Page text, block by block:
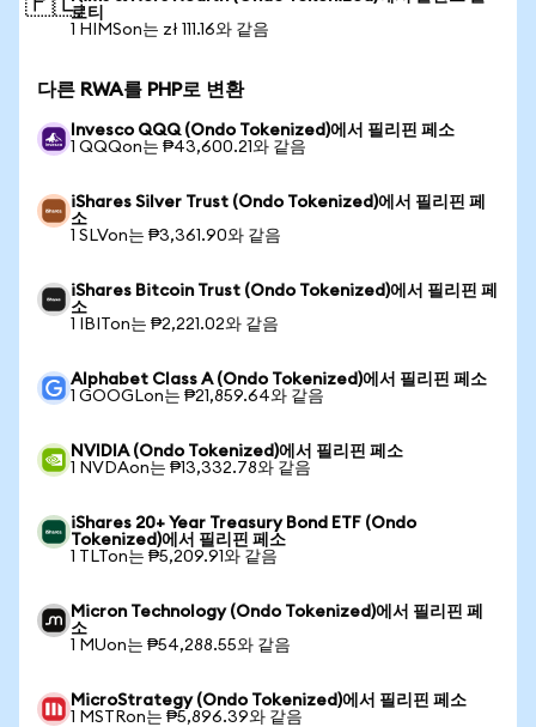
로티
1 HIMSon는 zł 111.16와 같음
다른 RWA를 PHP로 변환
Invesco QQQ (Ondo Tokenized)에서 필리핀 페소
1 QQQon는 ₱43,600.21와 같음
iShares Silver Trust (Ondo Tokenized)에서 필리핀 페
소
1 SLVon는 ₱3,361.90와 같음
iShares Bitcoin Trust (Ondo Tokenized)에서 필리핀 페
소
1 IBITon는 ₱2,221.02와 같음
Alphabet Class A (Ondo Tokenized)에서 필리핀 페소
1 GOOGLon는 ₱21,859.64와 같음
NVIDIA (Ondo Tokenized)에서 필리핀 페소
1 NVDAon는 ₱13,332.78와 같음
iShares 20+ Year Treasury Bond ETF (Ondo
Tokenized)에서 필리핀 페소
1 TLTon는 ₱5,209.91와 같음
Micron Technology (Ondo Tokenized)에서 필리핀 페
소
1 MUon는 ₱54,288.55와 같음
MicroStrategy (Ondo Tokenized)에서 필리핀 페소
1 MSTRon는 ₱5,896.39와 같음